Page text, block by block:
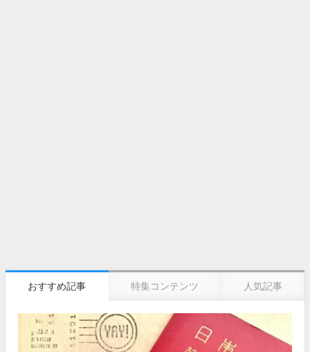
おすすめ記事 特集コンテンツ 人気記事